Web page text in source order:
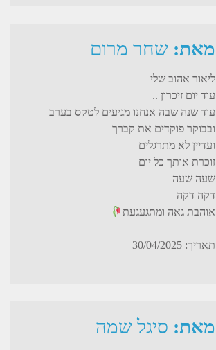
מאת: שחר מרום
ליאור אהוב שלי
עוד יום זיכרון ..
עוד שנה שבה אנחנו מגיעים לטקס בערב
ובבוקר פוקדים את קברך
ועדיין לא מתרגלים
זוכרת אותך כל יום
שעה שעה
דקה דקה
אוהבת גאה ומתגעגעת
תאריך: 30/04/2025
מאת: סיגל שמה